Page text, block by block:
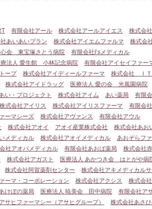
有限会社アール 株式会社アールアイエス
株式会
あいあいプラン 株式会社アイエムファルマ
株式会
心会 東宝塚さとう病院
有限会社I’sメディカル
療法人 愛生館 小林記念病院
有限会社アイセイファー
ープ 株式会社アイディールファーマ
株式会社 ＩＴ
株式会社アイドラッグ
医療法人 愛の会 光風園病院
い・プロジェクト 株式会社アイム あい薬局
有限
株式会社アイリス 株式会社アイリスファーマ
有限会
ーマシーズ 株式会社アヴァンス
有限会社アウル
株式会社アオイ アオイ産業株式会社
株式会社あお
メディカル 株式会社アオイメディカル
あおぞらフ
社アオバメディカル 有限会社あおば薬局
株式会社
株式会社アガスト 医療法人 あかつき会 はとがや病
株式会社阿賀薬剤センター
株式会社アキメディカル
ーマ・コーポレーション 株式会社アクシス
株式会
けぼの薬局 医療法人 暁美会 田中病院
有限会社ア
サヒファーマシー（アサヒグループ）
株式会社あさ